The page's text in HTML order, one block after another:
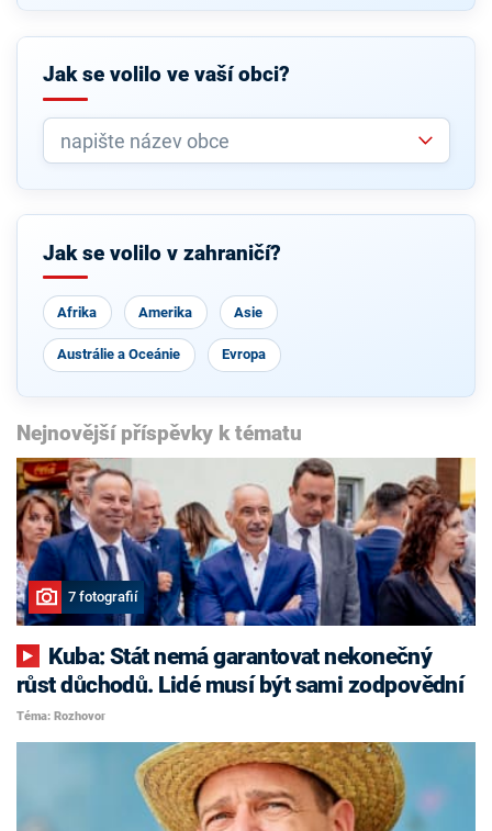
Jak se volilo ve vaší obci?
Jak se volilo v zahraničí?
Afrika Amerika Asie
Austrálie a Oceánie Evropa
Nejnovější příspěvky k tématu
7 fotografií
růst důchodů. Lidé musí být sami zodpovědní
Téma: Rozhovor